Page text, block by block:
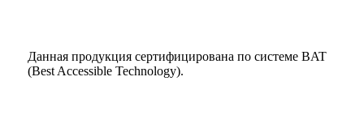
Данная продукция сертифицирована по системе BAT
(Best Accessible Technology).